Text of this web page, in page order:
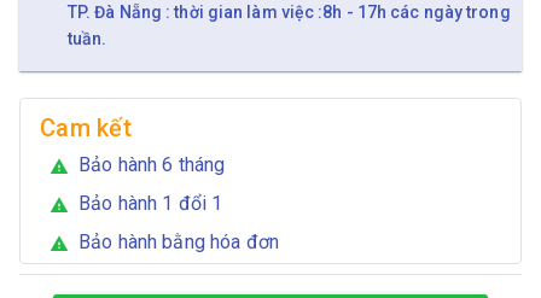
TP. Đà Nẵng : thời gian làm việc :8h - 17h các ngày trong
tuần.
Cam kết
warning Bảo hành 6 tháng
warning Bảo hành 1 đổi 1
warning Bảo hành bằng hóa đơn